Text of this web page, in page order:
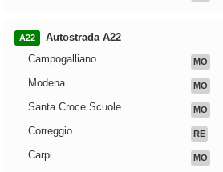
A22
Autostrada A22
Campogalliano
MO
Modena MO
Santa Croce Scuole MO
Correggio RE
Carpi MO